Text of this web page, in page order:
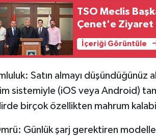
TSO Meclis
Çenet'e Ziyaret
İçeriği Görüntüle
Satın almayı düşündüğünüz
sistemiyle (iOS veya Android)
birçok özellikten mahrum
Günlük şarj gerektiren